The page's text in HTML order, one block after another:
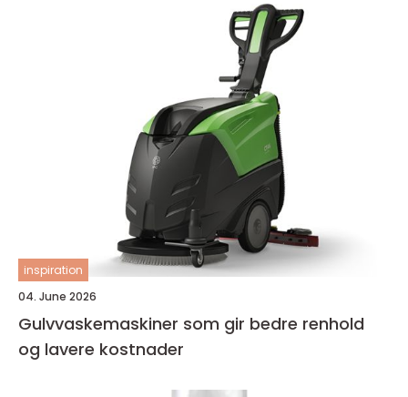
inspiration
04. June 2026
Gulvvaskemaskiner som gir bedre renhold
og lavere kostnader